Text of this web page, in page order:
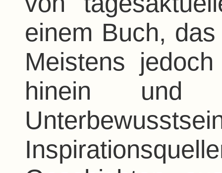
einem Buch,
Meistens
hinein